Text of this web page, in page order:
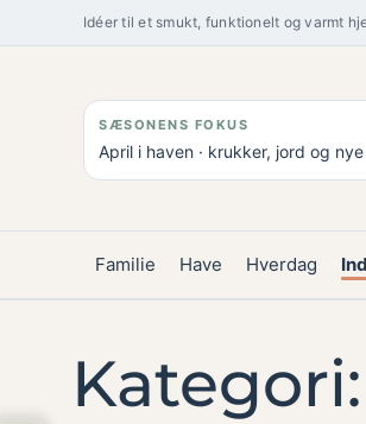
til
Idéer til et smukt, funktionelt og varmt
SÆSONENS FOKUS
April i haven · krukker, jord og
Familie Have Hverdag
Kategori: